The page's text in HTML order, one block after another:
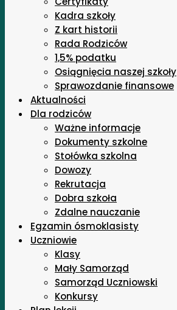
Kadra szkoły
Z kart historii
Rada Rodziców
1,5% podatku
Osiągnięcia naszej szkoły
Sprawozdanie finansowe
Aktualności
Dla rodziców
Ważne informacje
Dokumenty szkolne
Stołówka szkolna
Dowozy
Rekrutacja
Dobra szkoła
Zdalne nauczanie
Egzamin ósmoklasisty
Uczniowie
Klasy
Mały Samorząd
Samorząd Uczniowski
Konkursy